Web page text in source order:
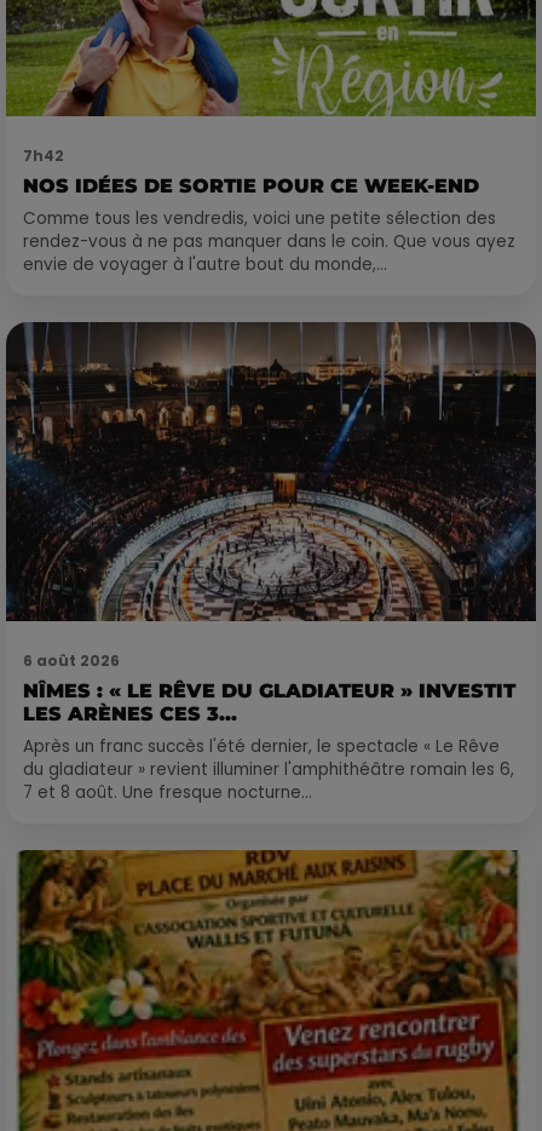
7h42
NOS IDÉES DE SORTIE POUR CE WEEK-END
Comme tous les vendredis, voici une petite sélection des
rendez-vous à ne pas manquer dans le coin. Que vous ayez
envie de voyager à l'autre bout du monde,...
6 août 2026
NÎMES : « LE RÊVE DU GLADIATEUR » INVESTIT
LES ARÈNES CES 3...
Après un franc succès l'été dernier, le spectacle « Le Rêve
du gladiateur » revient illuminer l'amphithéâtre romain les 6,
7 et 8 août. Une fresque nocturne...